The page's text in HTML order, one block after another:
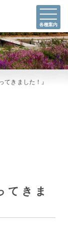
各種案内
てきました！』
てきま